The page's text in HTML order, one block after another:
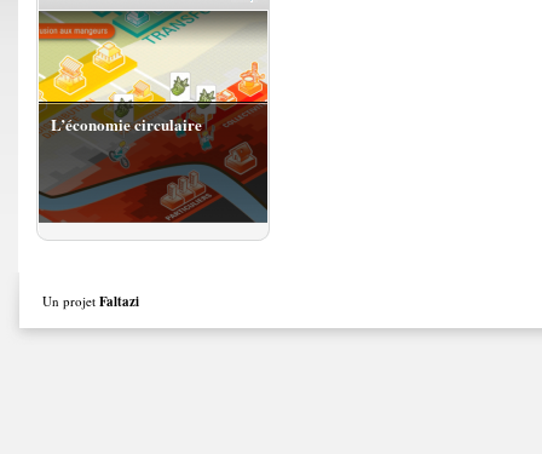
L’économie circulaire
Un projet Faltazi